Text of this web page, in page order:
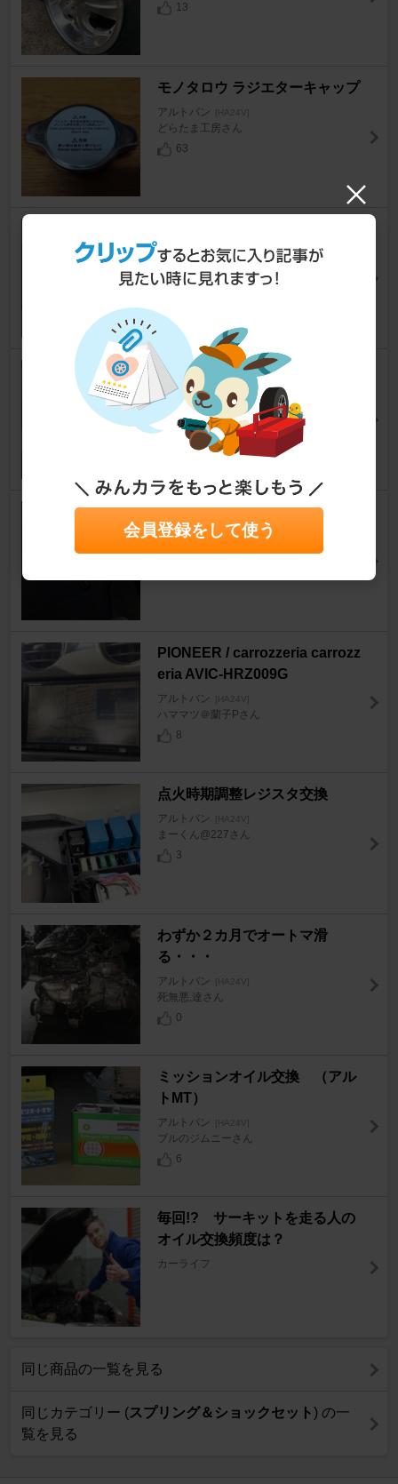
13
モノタロウ ラジエターキャップ
アルトバン [HA24V]
どらたま工房さん
63
ージュ
アルトバン [HA24V]
SUZUKI純正 点火時期調整レジ
スタ、イグニッションレジスタ
アルトバン [HA24V]
kotori( ･8･ )さん
BRIDE ZETA
アルトバン [HA24V]
729summerさん
PIONEER / carrozzeria carrozz
eria AVIC-HRZ009G
アルトバン [HA24V]
ハママツ＠蘭子Pさん
8
点火時期調整レジスタ交換
アルトバン [HA24V]
まーくん@227さん
3
わずか２カ月でオートマ滑
る・・・
アルトバン [HA24V]
死無悪,達さん
0
ミッションオイル交換 （アル
トMT）
アルトバン [HA24V]
ブルのジムニーさん
6
毎回!? サーキットを走る人の
オイル交換頻度は？
カーライフ
同じ商品の一覧を見る
同じカテゴリー (スプリング＆ショックセット) の一
覧を見る
会員登録をして使う